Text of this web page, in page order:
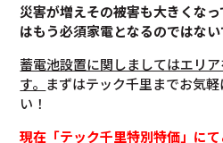
災害が増えその被害も大きくな
はもう必須家電となるのではない
蓄電池設置に関しましてはエリ
す。 まずはテック千里までお気
い！
現在「テック千里特別特価」に